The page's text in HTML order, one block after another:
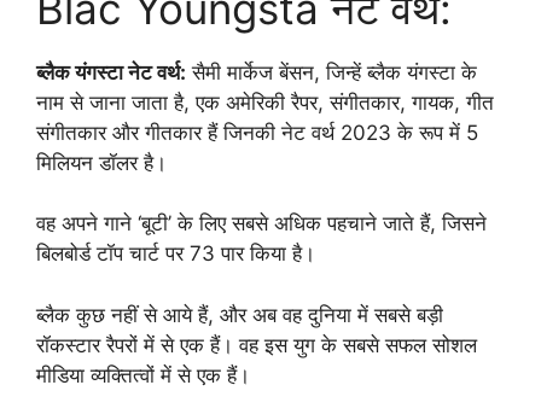
ब्लैक यंगस्टा नेट वर्थ: सैमी मार्केज बेंसन, जिन्हें ब्लैक यंगस्टा के
नाम से जाना जाता है, एक अमेरिकी रैपर, संगीतकार, गायक, गीत
संगीतकार और गीतकार हैं जिनकी नेट वर्थ 2023 के रूप में 5
मिलियन डॉलर है।
वह अपने गाने ‘बूटी’ के लिए सबसे अधिक पहचाने जाते हैं, जिसने
बिलबोर्ड टॉप चार्ट पर 73 पार किया है।
ब्लैक कुछ नहीं से आये हैं, और अब वह दुनिया में सबसे बड़ी
रॉकस्टार रैपरों में से एक हैं। वह इस युग के सबसे सफल सोशल
मीडिया व्यक्तित्वों में से एक हैं।